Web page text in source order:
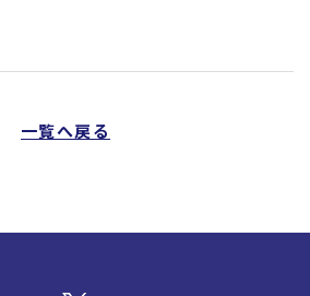
一覧へ戻る